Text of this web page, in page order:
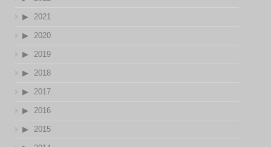
2021
2020
2019
2018
2017
2016
2015